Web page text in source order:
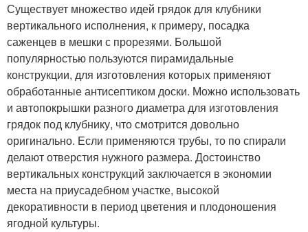
Существует множество идей грядок для клубники
вертикального исполнения, к примеру, посадка
саженцев в мешки с прорезями. Большой
популярностью пользуются пирамидальные
конструкции, для изготовления которых применяют
обработанные антисептиком доски. Можно использовать
и автопокрышки разного диаметра для изготовления
грядок под клубнику, что смотрится довольно
оригинально. Если применяются трубы, то по спирали
делают отверстия нужного размера. Достоинство
вертикальных конструкций заключается в экономии
места на приусадебном участке, высокой
декоративности в период цветения и плодоношения
ягодной культуры.